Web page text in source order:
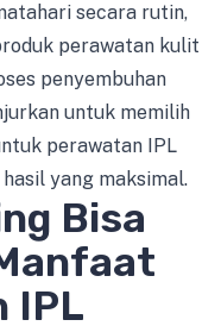
secara rutin,
perawatan kulit
penyembuhan
untuk memilih
perawatan IPL
yang maksimal.
Bisa
IPL